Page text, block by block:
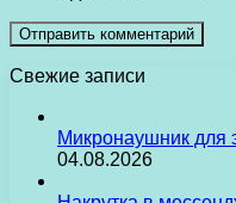
Свежие записи
Микронаушник для
04.08.2026